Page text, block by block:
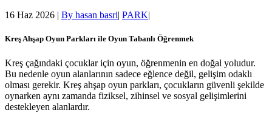
16 Haz 2026 | By hasan basri| PARK|
Kreş Ahşap Oyun Parkları ile Oyun Tabanlı Öğrenmek
Kreş çağındaki çocuklar için oyun, öğrenmenin en doğal yoludur.
Bu nedenle oyun alanlarının sadece eğlence değil, gelişim odaklı
olması gerekir. Kreş ahşap oyun parkları, çocukların güvenli şekilde
oynarken aynı zamanda fiziksel, zihinsel ve sosyal gelişimlerini
destekleyen alanlardır.